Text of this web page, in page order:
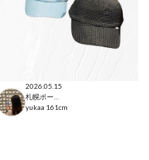
2026.05.15
yukaa 161cm